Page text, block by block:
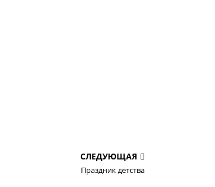
СЛЕДУЮЩАЯ
Праздник детства